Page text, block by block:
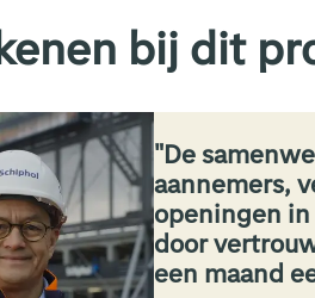
bij dit
De
aannemers,
openingen
door
een maand